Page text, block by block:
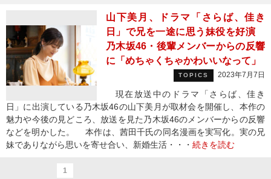
山下美月、ドラマ「さらば、佳き
日」で兄を一途に思う妹役を好演
乃木坂46・後輩メンバーからの反響
に「めちゃくちゃかわいいなって」
TOPICS 2023年7月7日
現在放送中のドラマ「さらば、佳き
日」に出演している乃木坂46の山下美月が取材会を開催し、本作の
魅力や今後の見どころ、放送を見た乃木坂46のメンバーからの反響
などを明かした。 本作は、茜田千氏の同名漫画を実写化。実の兄
妹でありながら思いを寄せ合い、新婚生活・・・ 続きを読む
1